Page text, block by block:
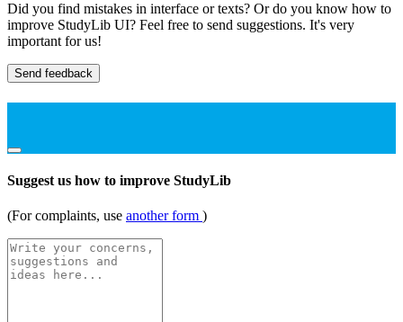
Did you find mistakes in interface or texts? Or do you know how to
improve StudyLib UI? Feel free to send suggestions. It's very
important for us!
Send feedback
Suggest us how to improve StudyLib
(For complaints, use another form )